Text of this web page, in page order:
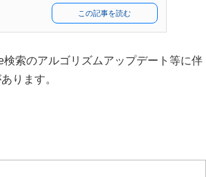
この記事を読む
索のアルゴリズムアップデート等に伴
ります。